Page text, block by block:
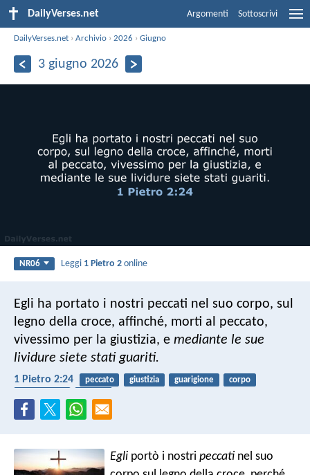
DailyVerses.net Argomenti Sottoscrivi
DailyVerses.net ›Archivio ›2026 ›Giugno
3 giugno 2026
NR06 Leggi 1 Pietro 2 online
Egli ha portato i nostri peccati nel suo corpo, sul
legno della croce, affinché, morti al peccato,
vivessimo per la giustizia, e mediante le sue
lividure siete stati guariti.
1 Pietro 2:24 peccato giustizia guarigione
corpo
Egli portò i nostripeccati nel suo